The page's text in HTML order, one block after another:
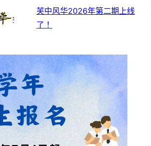
芙中风华2026年第二期上线
了！